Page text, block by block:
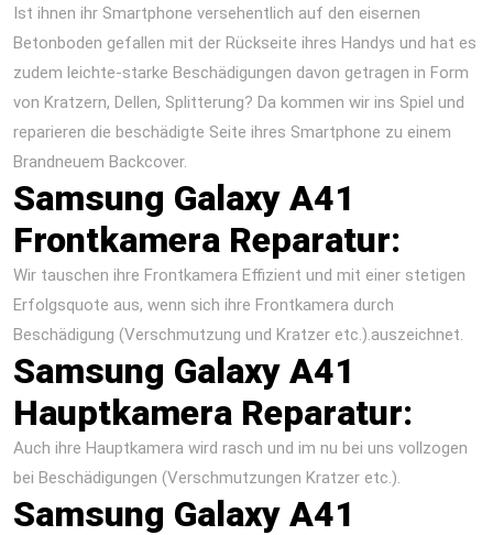
Ist ihnen ihr Smartphone versehentlich auf den eisernen
Betonboden gefallen mit der Rückseite ihres Handys und hat es
zudem leichte-starke Beschädigungen davon getragen in Form
von Kratzern, Dellen, Splitterung? Da kommen wir ins Spiel und
reparieren die beschädigte Seite ihres Smartphone zu einem
Brandneuem Backcover.
Samsung Galaxy A41
Frontkamera Reparatur:
Wir tauschen ihre Frontkamera Effizient und mit einer stetigen
Erfolgsquote aus, wenn sich ihre Frontkamera durch
Beschädigung (Verschmutzung und Kratzer etc.).auszeichnet.
Samsung Galaxy A41
Hauptkamera Reparatur:
Auch ihre Hauptkamera wird rasch und im nu bei uns vollzogen
bei Beschädigungen (Verschmutzungen Kratzer etc.).
Samsung Galaxy A41